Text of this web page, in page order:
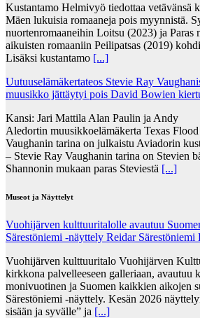
Kustantamo Helmivyö tiedottaa vetävänsä
Mäen lukuisia romaaneja pois myynnistä.
nuortenromaaneihin Loitsu (2023) ja Paras
aikuisten romaaniin Peilipatsas (2019)
Lisäksi kustantamo [...]
Uutuuselämäkertateos Stevie Ray
muusikko jättäytyi pois David Bowien
Kansi: Jari Mattila Alan Paulin ja Andy
Aledortin muusikkoelämäkerta Texas
Vaughanin tarina on julkaistu Aviadorin
– Stevie Ray Vaughanin tarina on Stevien
Shannonin mukaan paras Steviestä [...]
Museot ja Näyttelyt
Vuohijärven kulttuuritalolle avautuu
Särestöniemi -näyttely Reidar Särestöniemi
Vuohijärven kulttuuritalo Vuohijärven
kirkkona palvelleeseen galleriaan, avautuu
monivuotinen ja Suomen kaikkien aikojen
Särestöniemi -näyttely. Kesän 2026
sisään ja syvälle” ja [...]